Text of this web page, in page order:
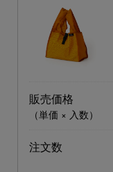
販売価格
（単価 × 入数）
注文数